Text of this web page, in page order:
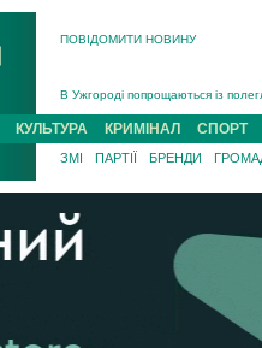
ПОВІДОМИТИ НОВИНУ
В Ужгороді попрощаються із
В Ужгороді 5 серпня
Підтвердили загибель
На війні з рф поліг військовий з
На Хустщині внаслідок ДТП за
Інструктора районного ТЦК на
КУЛЬТУРА КРИМІНАЛ СПОРТ
ЗМІ ПАРТІЇ БРЕНДИ